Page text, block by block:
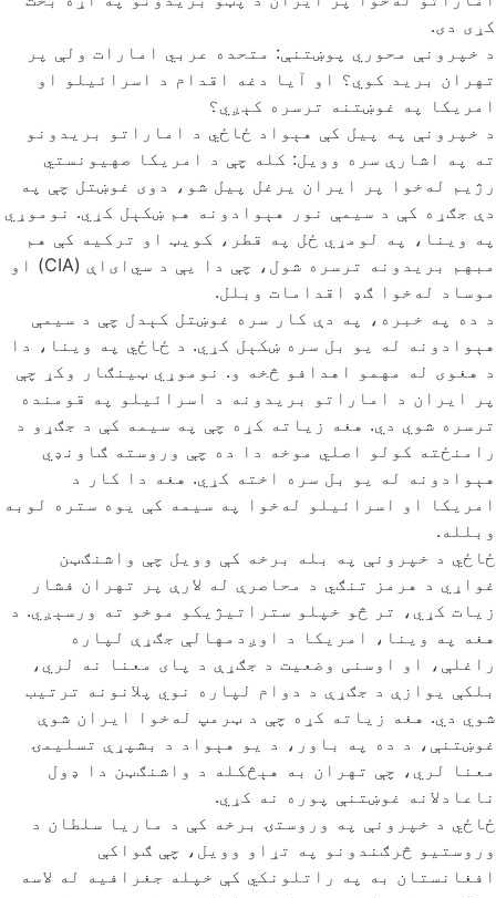
کړی دی.
د خپرونې محوري پوښتنې: متحده عربي امارات ولې پر
تهران برید کوي؟ او آیا دغه اقدام د اسرائیلو او
امریکا په غوښتنه ترسره کېږي؟
د خپرونې په پیل کې هېواد ځاځي د اماراتو بریدونو
ته په اشارې سره وویل: کله چې د امریکا صهیونستي
رژیم له‌خوا پر ایران یرغل پیل شو، دوی غوښتل چې په
دې جګړه کې د سیمې نور هېوادونه هم ښکېل کړي. نوموړي
په وینا، په لومړي ځل په قطر، کویټ او ترکیه کې هم
مبهم بریدونه ترسره شول، چې دا یې د سي‌ای‌اې (CIA) او
موساد له‌خوا ګډ اقدامات وبلل.
د ده په خبره، په دې کار سره غوښتل کېدل چې د سیمې
هېوادونه له یو بل سره ښکېل کړي. د ځاځي په وینا، دا
د هغوی له مهمو اهدافو څخه و. نوموړي ټینګار وکړ چې
پر ایران د اماراتو بریدونه د اسرائیلو په قومنده
ترسره شوي دي. هغه زیاته کړه چې په سیمه کې د جګړو د
رامنځته کولو اصلي موخه دا ده چې وروسته ګاونډي
هېوادونه له یو بل سره اخته کړي. هغه دا کار د
امریکا او اسرائیلو له‌خوا په سیمه کې یوه ستره لوبه
وبلله.
ځاځي د خپرونې په بله برخه کې وویل چې واشنګټن
غواړي د هرمز تنګي د محاصرې له لارې پر تهران فشار
زیات کړي، تر څو خپلو ستراتیژیکو موخو ته ورسېږي. د
هغه په وینا، امریکا د اوږدمهالې جګړې لپاره
راغلې، او اوسنی وضعیت د جګړې د پای معنا نه لري،
بلکې یوازې د جګړې د دوام لپاره نوي پلانونه ترتیب
شوي دي. هغه زیاته کړه چې د ټرمپ له‌خوا ایران شوې
غوښتنې، د ده په باور، د یو هېواد د بشپړې تسلیمۍ
معنا لري، چې تهران به هېڅکله د واشنګټن دا ډول
ناعادلانه غوښتنې پوره نه کړي.
ځاځي د خپرونې په وروستۍ برخه کې د ماریا سلطان د
وروستیو څرګندونو په تړاو وویل، چې ګواکې
افغانستان به په راتلونکي کې خپله جغرافیه له لاسه